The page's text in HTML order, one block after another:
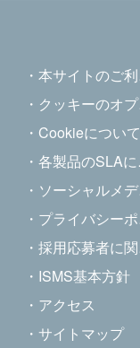
本サイトのご利用について
クッキーのオプトアウト
Cookieについて
各製品のSLAについて
ソーシャルメディアポリシー
プライバシーポリシー
採用応募者に関する個人情報の取り扱いについて
ISMS基本方針
アクセス
サイトマップ